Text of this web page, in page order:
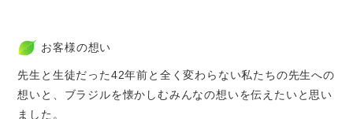
お客様の想い
先生と生徒だった42年前と全く変わらない私たちの先生への
想いと、ブラジルを懐かしむみんなの想いを伝えたいと思い
ました。